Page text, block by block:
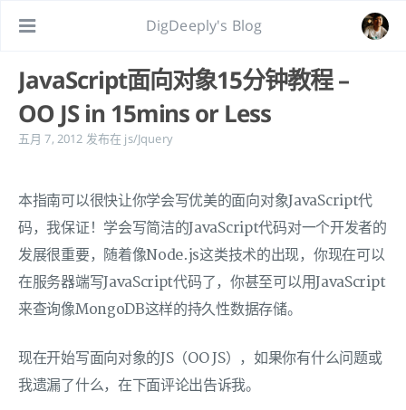
DigDeeply's Blog
JavaScript面向对象15分钟教程 –
OO JS in 15mins or Less
五月 7, 2012 发布在 js/Jquery
本指南可以很快让你学会写优美的面向对象JavaScript代
码，我保证！学会写简洁的JavaScript代码对一个开发者的
发展很重要，随着像Node.js这类技术的出现，你现在可以
在服务器端写JavaScript代码了，你甚至可以用JavaScript
来查询像MongoDB这样的持久性数据存储。
现在开始写面向对象的JS（OO JS），如果你有什么问题或
我遗漏了什么，在下面评论出告诉我。